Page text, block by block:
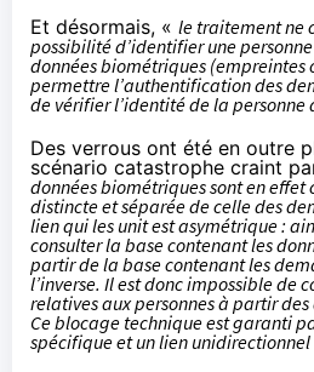
Et désormais, « le traitement ne
possibilité d’identifier une
données biométriques (empreintes
permettre l’authentification des
de vérifier l’identité de la
Des verrous ont été en outre
scénario catastrophe craint
données biométriques sont en effet
distincte et séparée de celle des
lien qui les unit est asymétrique :
consulter la base contenant les
partir de la base contenant les
l’inverse. Il est donc impossible de
relatives aux personnes à partir
Ce blocage technique est garanti
spécifique et un lien unidirectionnel